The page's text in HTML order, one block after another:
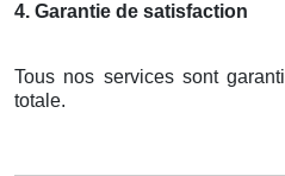
4. Garantie de satisfaction
Tous nos services sont
totale.